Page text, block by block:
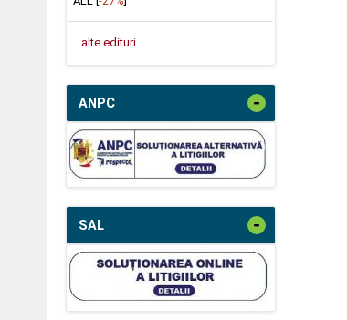
...alte edituri
ANPC -
SAL -